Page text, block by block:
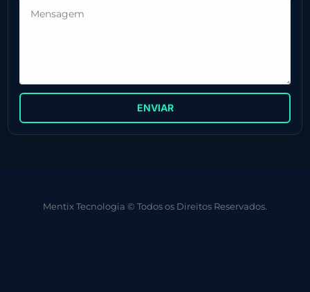
ENVIAR
Mentix Tecnologia © Todos os Direitos Reservados.